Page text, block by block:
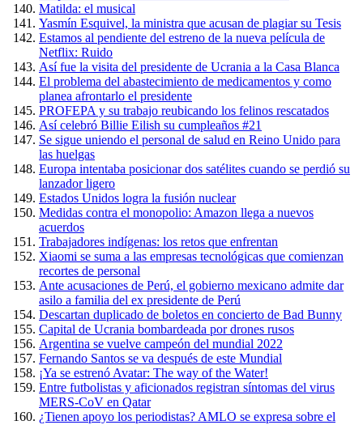
Matilda: el musical
Yasmín Esquivel, la ministra que acusan de plagiar su Tesis
Estamos al pendiente del estreno de la nueva película de
Netflix: Ruido
Así fue la visita del presidente de Ucrania a la Casa Blanca
El problema del abastecimiento de medicamentos y como
planea afrontarlo el presidente
PROFEPA y su trabajo reubicando los felinos rescatados
Así celebró Billie Eilish su cumpleaños #21
Se sigue uniendo el personal de salud en Reino Unido para
las huelgas
Europa intentaba posicionar dos satélites cuando se perdió su
lanzador ligero
Estados Unidos logra la fusión nuclear
Medidas contra el monopolio: Amazon llega a nuevos
acuerdos
Trabajadores indígenas: los retos que enfrentan
Xiaomi se suma a las empresas tecnológicas que comienzan
recortes de personal
Ante acusaciones de Perú, el gobierno mexicano admite dar
asilo a familia del ex presidente de Perú
Descartan duplicado de boletos en concierto de Bad Bunny
Capital de Ucrania bombardeada por drones rusos
Argentina se vuelve campeón del mundial 2022
Fernando Santos se va después de este Mundial
¡Ya se estrenó Avatar: The way of the Water!
Entre futbolistas y aficionados registran síntomas del virus
MERS-CoV en Qatar
¿Tienen apoyo los periodistas? AMLO se expresa sobre el